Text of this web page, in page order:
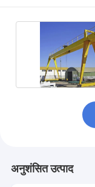
अनुशंसित उत्पाद